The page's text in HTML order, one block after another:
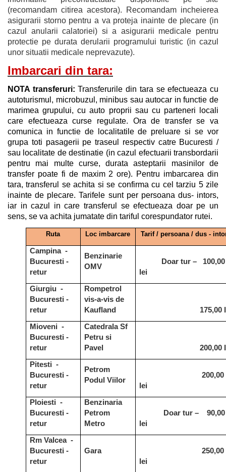
(recomandam citirea acestora). Recomandam incheierea
asigurarii storno pentru a va proteja inainte de plecare (in
cazul anularii calatoriei) si a asigurarii medicale pentru
protectie pe durata derularii programului turistic (in cazul
unor situatii medicale neprevazute).
Imbarcari din tara:
NOTA transferuri: Transferurile din tara se efectueaza cu
autoturismul, microbuzul, minibus sau autocar in functie de
marimea grupului, cu auto proprii sau cu parteneri locali
care efectueaza curse regulate. Ora de transfer se va
comunica in functie de localitatile de preluare si se vor
grupa toti pasagerii pe traseul respectiv catre Bucuresti /
sau localitate de destinatie (in cazul efectuarii transbordarii
pentru mai multe curse, durata asteptarii masinilor de
transfer poate fi de maxim 2 ore). Pentru imbarcarea din
tara, transferul se achita si se confirma cu cel tarziu 5 zile
inainte de plecare. Tarifele sunt per persoana dus- intors,
iar in cazul in care transferul se efectueaza doar pe un
sens, se va achita jumatate din tariful corespundator rutei.
Ruta Loc imbarcare Tarif / persoana / dus -
Campina -
Bucuresti -
retur
Benzinarie
OMV
Doar tur – 100,00
lei
Giurgiu -
Bucuresti -
retur
Rompetrol
vis-a-vis de
Kaufland
175,00
Mioveni -
Bucuresti -
retur
Catedrala Sf
Petru si
Pavel
200,00
Pitesti -
Bucuresti -
retur
Petrom
Podul Viilor
200,00
lei
Ploiesti -
Bucuresti -
retur
Benzinaria
Petrom
Metro
Doar tur – 90,00
lei
Rm Valcea -
Bucuresti -
retur
Gara
250,00
lei